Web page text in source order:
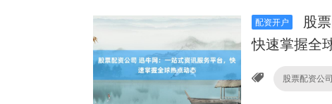
配资开户
股
快速掌握全
股票配资公司